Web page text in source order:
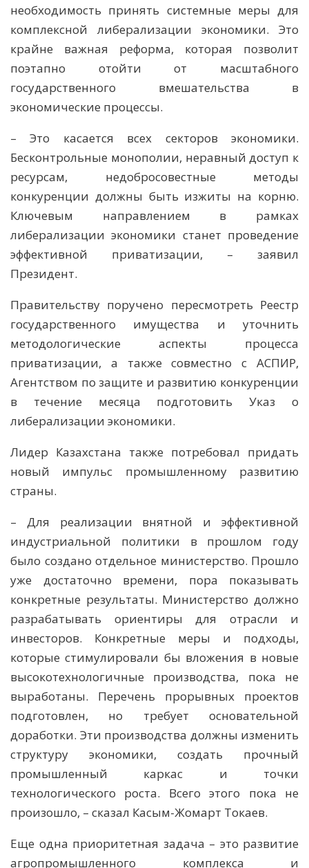
необходимость принять системные меры для
комплексной либерализации экономики. Это
крайне важная реформа, которая позволит
поэтапно отойти от масштабного
государственного вмешательства в
экономические процессы.
– Это касается всех секторов экономики.
Бесконтрольные монополии, неравный доступ к
ресурсам, недобросовестные методы
конкуренции должны быть изжиты на корню.
Ключевым направлением в рамках
либерализации экономики станет проведение
эффективной приватизации, – заявил
Президент.
Правительству поручено пересмотреть Реестр
государственного имущества и уточнить
методологические аспекты процесса
приватизации, а также совместно с АСПИР,
Агентством по защите и развитию конкуренции
в течение месяца подготовить Указ о
либерализации экономики.
Лидер Казахстана также потребовал придать
новый импульс промышленному развитию
страны.
– Для реализации внятной и эффективной
индустриальной политики в прошлом году
было создано отдельное министерство. Прошло
уже достаточно времени, пора показывать
конкретные результаты. Министерство должно
разрабатывать ориентиры для отрасли и
инвесторов. Конкретные меры и подходы,
которые стимулировали бы вложения в новые
высокотехнологичные производства, пока не
выработаны. Перечень прорывных проектов
подготовлен, но требует основательной
доработки. Эти производства должны изменить
структуру экономики, создать прочный
промышленный каркас и точки
технологического роста. Всего этого пока не
произошло, – сказал Касым-Жомарт Токаев.
Еще одна приоритетная задача – это развитие
агропромышленного комплекса и